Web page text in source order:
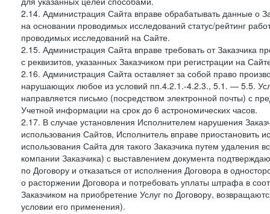
2.14. Администрация Сайта вправе обрабатывать данные о
на основании проводимых исследований статус/рейтинг
проводимых исследований на Сайте.
2.15. Администрация Сайта вправе требовать от Заказчика
с реквизитов, указанных Заказчиком при регистрации на
2.16. Администрация Сайта оставляет за собой право
нарушающих любое из условий пп.4.2.1.-4.2.3., 5.1. — 5.5.
направляется письмо (посредством электронной почты) с
Учетной информации на срок до 6 астрономических часов.
2.17. В случае установления Исполнителем нарушения
использования Сайтов, Исполнитель вправе приостановить
использования Сайта для такого Заказчика путем
компании Заказчика) с выставлением документа
по Договору и отказаться от исполнения Договора в
о расторжении Договора и потребовать уплаты штрафа в
Заказчиком на приобретение Услуг по Договору,
условии его применения).